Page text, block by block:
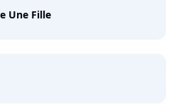
Une Fille